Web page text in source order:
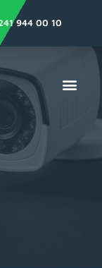
944 00 10